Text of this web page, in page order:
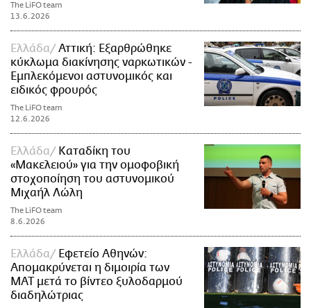
The LiFO team
13.6.2026
Ελλάδα
Αττική: Εξαρθρώθηκε
κύκλωμα διακίνησης ναρκωτικών -
Εμπλεκόμενοι αστυνομικός και
ειδικός φρουρός
The LiFO team
12.6.2026
Ελλάδα
Καταδίκη του
«Μακελειού» για την ομοφοβική
στοχοποίηση του αστυνομικού
Μιχαήλ Λώλη
The LiFO team
8.6.2026
Ελλάδα
Εφετείο Αθηνών:
Απομακρύνεται η διμοιρία των
ΜΑΤ μετά το βίντεο ξυλοδαρμού
διαδηλώτριας